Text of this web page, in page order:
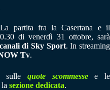
La partita fra la Casertana e il
di venerdì 31 ottobre, sarà
di Sky Sport. In streaming
Tv.
sulle quote scommessee le
sezione dedicata.